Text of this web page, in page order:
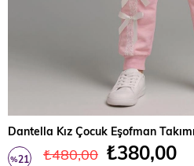
Dantella Kız Çocuk Eşofman
%21 ₺480,00 ₺380,00